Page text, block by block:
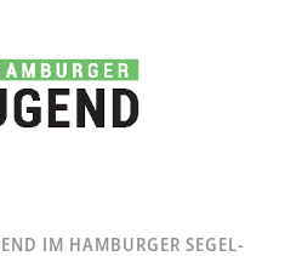
IM HAMBURGER SEGEL-